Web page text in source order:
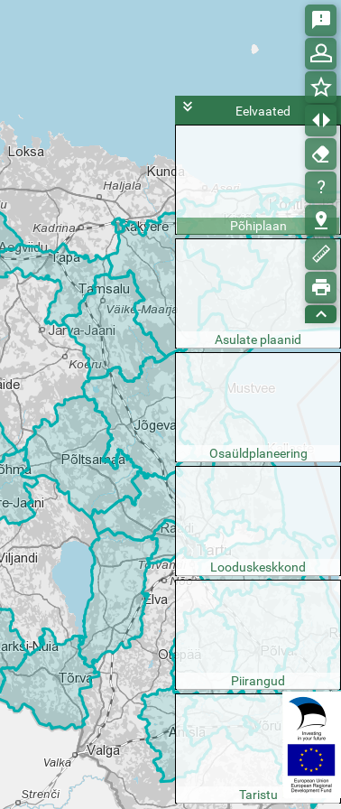
Eelvaated
Põhiplaan
Asulate plaanid
Osaüldplaneering
Looduskeskkond
Piirangud
Taristu